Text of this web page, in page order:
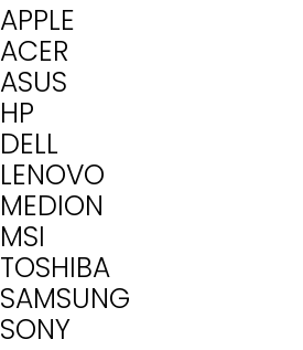
APPLE
ACER
ASUS
HP
DELL
LENOVO
MEDION
MSI
TOSHIBA
SAMSUNG
SONY